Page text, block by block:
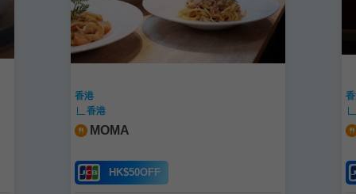
香港
香港
MOMA
HK$50OFF